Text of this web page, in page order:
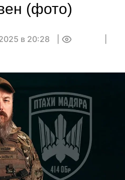
(фото)
в 20:28